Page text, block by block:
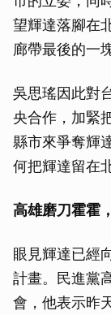
望輝達落腳在
廊帶最後的一
吳思瑤因此對
央合作，加緊
縣市來爭奪輝
何把輝達留在
高雄磨刀霍霍
眼見輝達已經
計畫。民進黨
會，他表示昨